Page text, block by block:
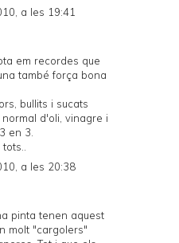
a les 19:41
em recordes que
també força bona
bullits i sucats
d'oli, vinagre i
en 3.
tots..
a les 20:38
pinta tenen aquest
molt "cargolers"